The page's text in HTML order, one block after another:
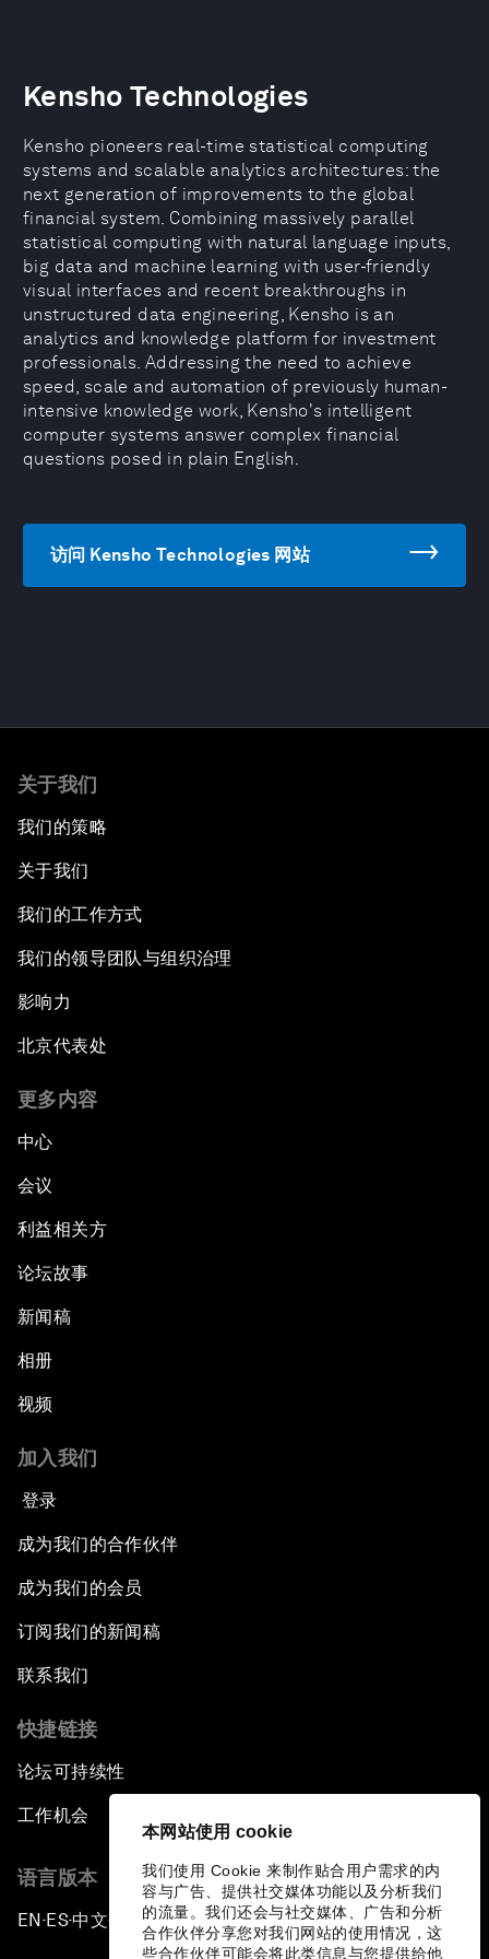
本网站使用 cookie
我们使用 Cookie 来制作贴合用户需求的内
容与广告、提供社交媒体功能以及分析我们
的流量。我们还会与社交媒体、广告和分析
合作伙伴分享您对我们网站的使用情况，这
些合作伙伴可能会将此类信息与您提供给他
Kensho Technologies
Kensho pioneers real-time statistical computing
systems and scalable analytics architectures: the
next generation of improvements to the global
financial system. Combining massively parallel
statistical computing with natural language inputs,
big data and machine learning with user-friendly
visual interfaces and recent breakthroughs in
unstructured data engineering, Kensho is an
analytics and knowledge platform for investment
professionals. Addressing the need to achieve
speed, scale and automation of previously human-
intensive knowledge work, Kensho's intelligent
computer systems answer complex financial
questions posed in plain English.
访问 Kensho Technologies 网站
关于我们
我们的策略
关于我们
我们的工作方式
我们的领导团队与组织治理
影响力
北京代表处
更多内容
中心
会议
利益相关方
论坛故事
新闻稿
相册
视频
加入我们
登录
成为我们的合作伙伴
成为我们的会员
订阅我们的新闻稿
联系我们
快捷链接
论坛可持续性
工作机会
语言版本
EN ▪ES▪中文▪ 日本語